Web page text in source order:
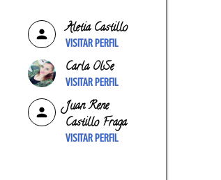
Aletia Castillo
VISITAR PERFIL
Carla OlSe
VISITAR PERFIL
Juan Rene
Castillo Fraga
VISITAR PERFIL